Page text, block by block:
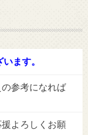
ます。
参考になれば
よろしくお願